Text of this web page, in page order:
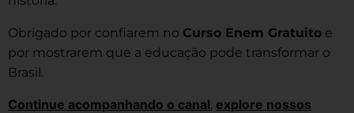
Obrigado por confiarem no Curso Enem Gratuito e
por mostrarem que a educação pode transformar o
Brasil.
Continue acompanhando o canal, explore nossos